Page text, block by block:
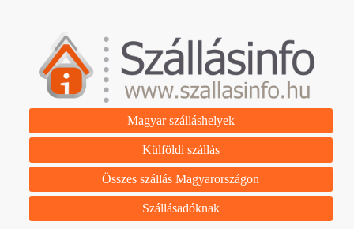
Magyar szálláshelyek
Külföldi szállás
Összes szállás Magyarországon
Szállásadóknak